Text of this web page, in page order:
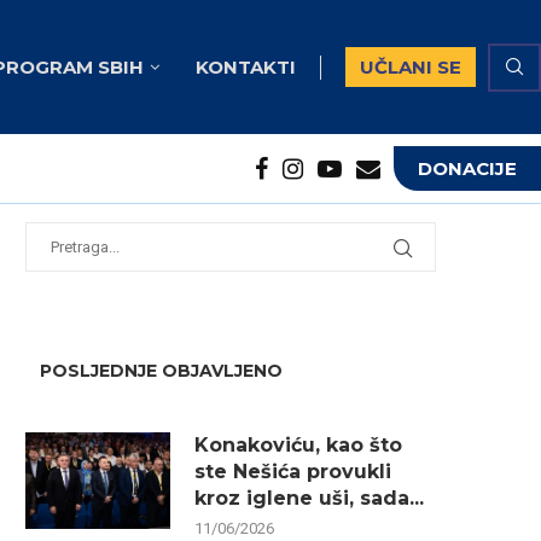
SBIH KONTAKTI UČLANI SE
DONACIJE
POSLJEDNJE OBJAVLJENO
Konakoviću, kao što
ste Nešića provukli
kroz iglene uši, sada...
11/06/2026